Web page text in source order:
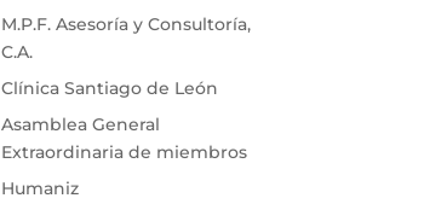
M.P.F. Asesoría y Consultoría,
C.A.
Clínica Santiago de León
Asamblea General
Extraordinaria de miembros
Humaniz